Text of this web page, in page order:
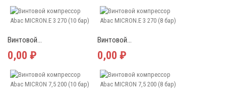
Винтовой...
0,00 ₽
Винтовой...
0,00 ₽